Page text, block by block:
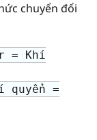
chuyển đổi
= Khí
quyển =